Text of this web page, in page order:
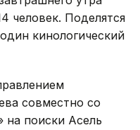
человек. Поделятся
кинологический
​совместно​ со
поиски Асель